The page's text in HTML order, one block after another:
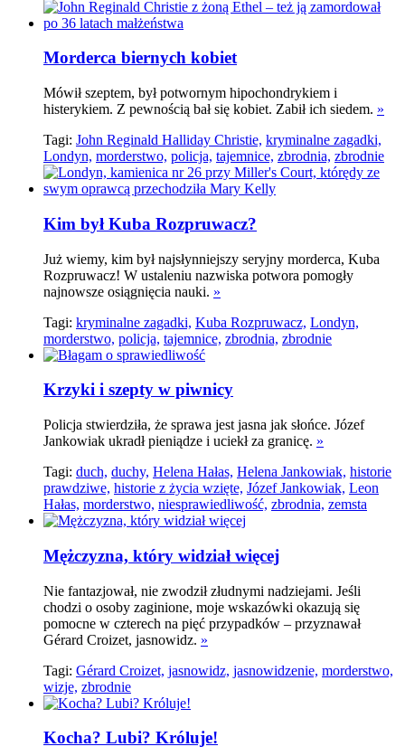
Morderca biernych kobiet
Mówił szeptem, był potwornym hipochondrykiem i
histerykiem. Z pewnością bał się kobiet. Zabił ich siedem. »
Tagi: John Reginald Halliday Christie, kryminalne zagadki,
Londyn, morderstwo, policja, tajemnice, zbrodnia, zbrodnie
Kim był Kuba Rozpruwacz?
Już wiemy, kim był najsłynniejszy seryjny morderca, Kuba
Rozpruwacz! W ustaleniu nazwiska potwora pomogły
najnowsze osiągnięcia nauki. »
Tagi: kryminalne zagadki, Kuba Rozpruwacz, Londyn,
morderstwo, policja, tajemnice, zbrodnia, zbrodnie
Krzyki i szepty w piwnicy
Policja stwierdziła, że sprawa jest jasna jak słońce. Józef
Jankowiak ukradł pieniądze i uciekł za granicę. »
Tagi: duch, duchy, Helena Hałas, Helena Jankowiak, historie
prawdziwe, historie z życia wzięte, Józef Jankowiak, Leon
Hałas, morderstwo, niesprawiedliwość, zbrodnia, zemsta
Mężczyzna, który widział więcej
Nie fantazjował, nie zwodził złudnymi nadziejami. Jeśli
chodzi o osoby zaginione, moje wskazówki okazują się
pomocne w czterech na pięć przypadków – przyznawał
Gérard Croizet, jasnowidz. »
Tagi: Gérard Croizet, jasnowidz, jasnowidzenie, morderstwo,
wizje, zbrodnie
Kocha? Lubi? Króluje!